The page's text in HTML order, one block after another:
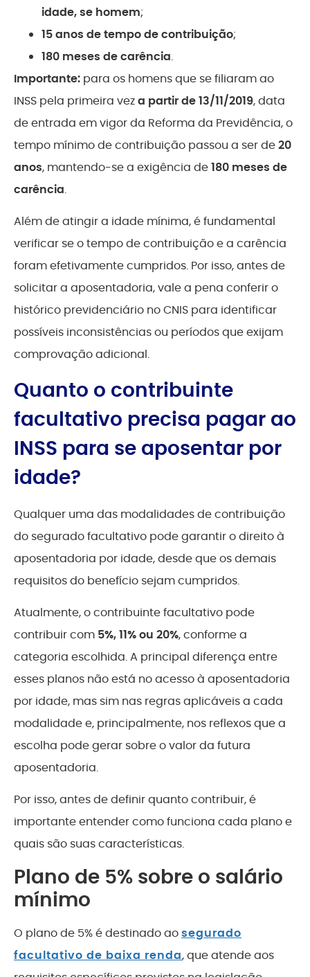
idade, se homem;
15 anos de tempo de contribuição;
180 meses de carência.
Importante: para os homens que se filiaram ao
INSS pela primeira veza partir de 13/11/2019, data
de entrada em vigor da Reforma da Previdência, o
tempo mínimo de contribuição passou a ser de20
anos, mantendo-se a exigência de180 meses de
carência.
Além de atingir a idade mínima, é fundamental
verificar se o tempo de contribuição e a carência
foram efetivamente cumpridos. Por isso, antes de
solicitar a aposentadoria, vale a pena conferir o
histórico previdenciário no CNIS para identificar
possíveis inconsistências ou períodos que exijam
comprovação adicional.
Quanto o contribuinte
facultativo precisa pagar ao
INSS para se aposentar por
idade?
Qualquer uma das modalidades de contribuição
do segurado facultativo pode garantir o direito à
aposentadoria por idade, desde que os demais
requisitos do benefício sejam cumpridos.
Atualmente, o contribuinte facultativo pode
contribuir com 5%, 11% ou 20%, conforme a
categoria escolhida. A principal diferença entre
esses planos não está no acesso à aposentadoria
por idade, mas sim nas regras aplicáveis a cada
modalidade e, principalmente, nos reflexos que a
escolha pode gerar sobre o valor da futura
aposentadoria.
Por isso, antes de definir quanto contribuir, é
importante entender como funciona cada plano e
quais são suas características.
Plano de 5% sobre o salário
mínimo
O plano de 5% é destinado aosegurado
facultativo de baixa renda, que atende aos